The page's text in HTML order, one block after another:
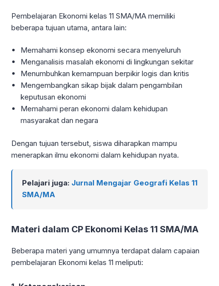
Pembelajaran Ekonomi kelas 11 SMA/MA memiliki
beberapa tujuan utama, antara lain:
Memahami konsep ekonomi secara menyeluruh
Menganalisis masalah ekonomi di lingkungan sekitar
Menumbuhkan kemampuan berpikir logis dan kritis
Mengembangkan sikap bijak dalam pengambilan
keputusan ekonomi
Memahami peran ekonomi dalam kehidupan
masyarakat dan negara
Dengan tujuan tersebut, siswa diharapkan mampu
menerapkan ilmu ekonomi dalam kehidupan nyata.
Pelajari juga: Jurnal Mengajar Geografi Kelas 11
SMA/MA
Materi dalam CP Ekonomi Kelas 11 SMA/MA
Beberapa materi yang umumnya terdapat dalam capaian
pembelajaran Ekonomi kelas 11 meliputi: